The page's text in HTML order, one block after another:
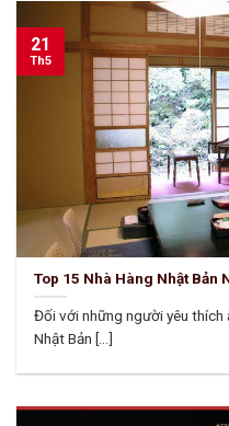
Top 15 Nhà Hàng Nhật Bản
Đối với những người yêu thích
Nhật Bản [...]
21
Th5